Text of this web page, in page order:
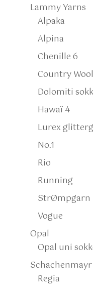
Lammy Yarns
Alpaka
Alpina
Chenille 6
Country Wool
Dolomiti
Hawaï 4
Lurex
No.1
Rio
Running
StrØmpgarn
Vogue
Opal
Opal uni
Schachenmayr
Regia